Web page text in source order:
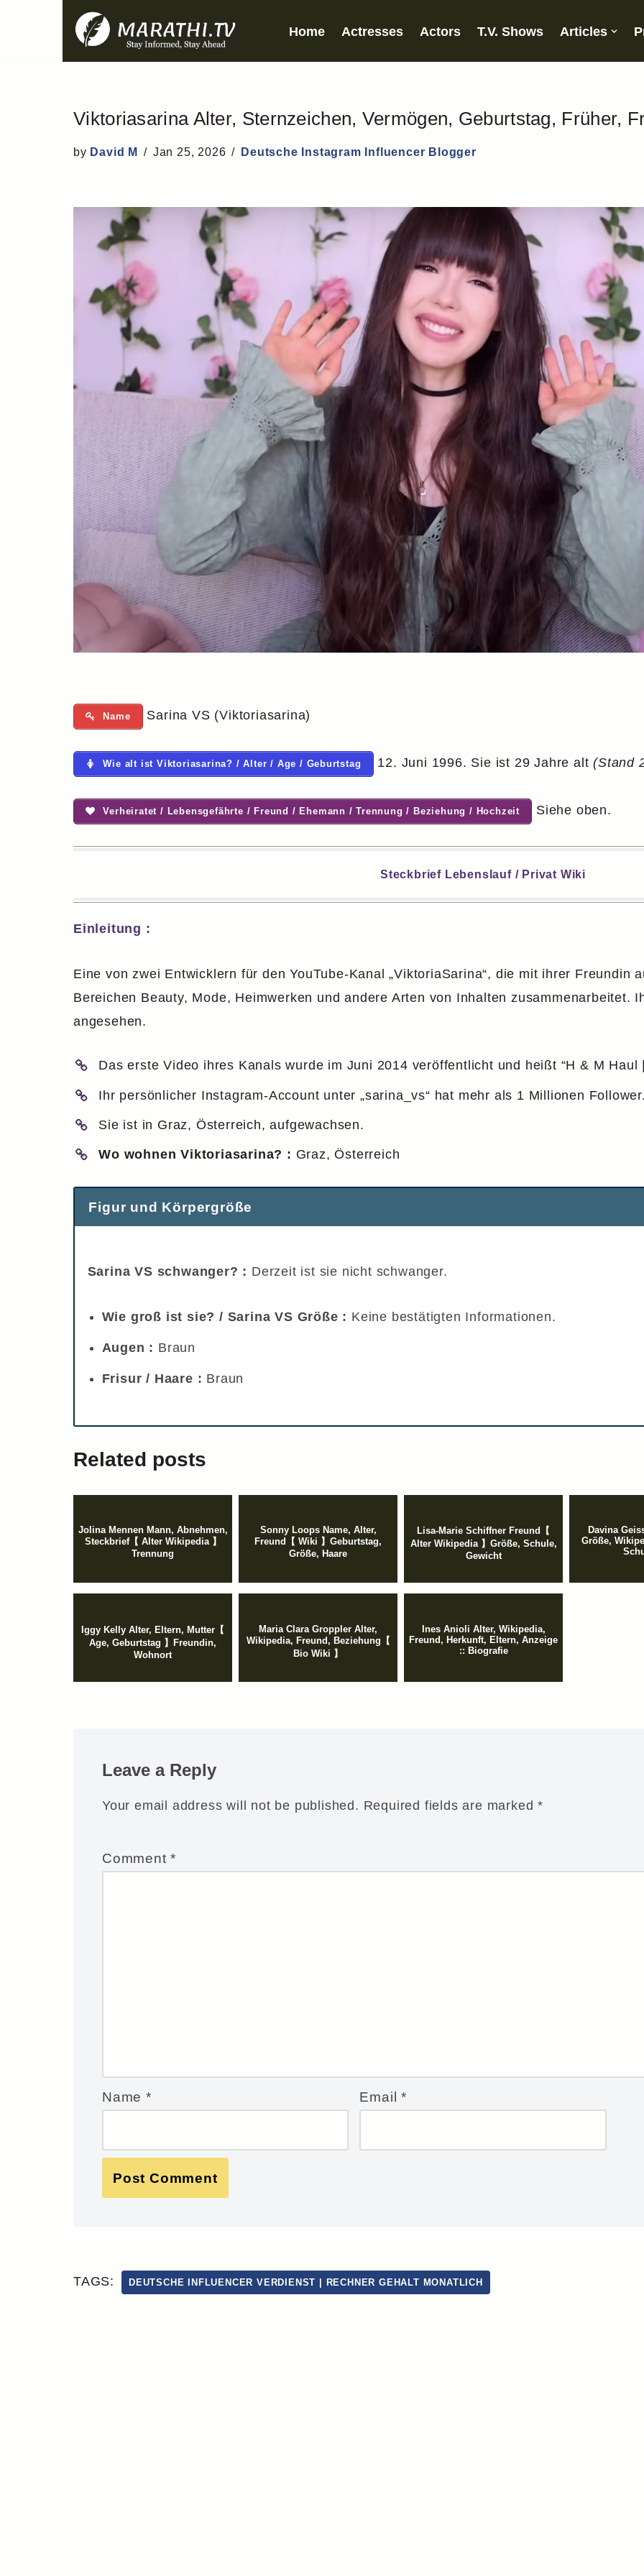
Home Actresses Actors T.V. Shows Articles
Viktoriasarina Alter, Sternzeichen, Vermögen, Geburtstag, Früher,
by David M Jan 25, 2026 Deutsche Instagram Influencer Blogger
Name Sarina VS (Viktoriasarina)
Wie alt ist Viktoriasarina? / Alter / Age / Geburtstag 12. Juni 1996. Sie ist 29 Jahre alt(Stand
Verheiratet / Lebensgefährte / Freund / Ehemann / Trennung / Beziehung / Hochzeit Siehe oben.
Steckbrief Lebenslauf / Privat Wiki
Einleitung :
Eine von zwei Entwicklern für den YouTube-Kanal „ViktoriaSarina“, die mit ihrer Freundin
Bereichen Beauty, Mode, Heimwerken und andere Arten von Inhalten zusammenarbeitet.
angesehen.
Das erste Video ihres Kanals wurde im Juni 2014 veröffentlicht und heißt “H & M Haul
Ihr persönlicher Instagram-Account unter „sarina_vs“ hat mehr als 1 Millionen Follower.
Sie ist in Graz, Österreich, aufgewachsen.
Wo wohnen Viktoriasarina? : Graz, Österreich
Figur und Körpergröße
Sarina VS schwanger? : Derzeit ist sie nicht schwanger.
Wie groß ist sie? / Sarina VS Größe : Keine bestätigten Informationen.
Augen : Braun
Frisur / Haare : Braun
Related posts
Jolina Mennen Mann, Abnehmen,
Steckbrief【 Alter Wikipedia 】
Trennung
Sonny Loops Name, Alter,
Freund【 Wiki 】Geburtstag,
Größe, Haare
Lisa-Marie Schiffner Freund【
Alter Wikipedia 】Größe, Schule,
Gewicht
Davina
Größe,
Iggy Kelly Alter, Eltern, Mutter【
Age, Geburtstag 】Freundin,
Wohnort
Maria Clara Groppler Alter,
Wikipedia, Freund, Beziehung【
Bio Wiki 】
Ines Anioli Alter, Wikipedia,
Freund, Herkunft, Eltern, Anzeige
:: Biografie
Leave a Reply
Your email address will not be published. Required fields are marked*
Comment*
Name * Email*
TAGS: DEUTSCHE INFLUENCER VERDIENST | RECHNER GEHALT MONATLICH